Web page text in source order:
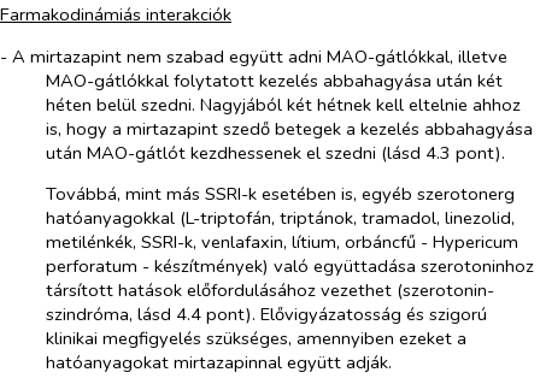
Farmakodinámiás interakciók
- A mirtazapint nem szabad együtt adni MAO-gátlókkal, illetve
MAO-gátlókkal folytatott kezelés abbahagyása után két
héten belül szedni. Nagyjából két hétnek kell eltelnie ahhoz
is, hogy a mirtazapint szedő betegek a kezelés abbahagyása
után MAO-gátlót kezdhessenek el szedni (lásd 4.3 pont).
Továbbá, mint más SSRI-k esetében is, egyéb szerotonerg
hatóanyagokkal (L-triptofán, triptánok, tramadol, linezolid,
metilénkék, SSRI-k, venlafaxin, lítium, orbáncfű - Hypericum
perforatum - készítmények) való együttadása szerotoninhoz
társított hatások előfordulásához vezethet (szerotonin-
szindróma, lásd 4.4 pont). Elővigyázatosság és szigorú
klinikai megfigyelés szükséges, amennyiben ezeket a
hatóanyagokat mirtazapinnal együtt adják.